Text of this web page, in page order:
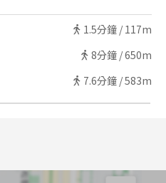
1.5分鐘 / 117m
8分鐘 /650m
7.6分鐘 /583m